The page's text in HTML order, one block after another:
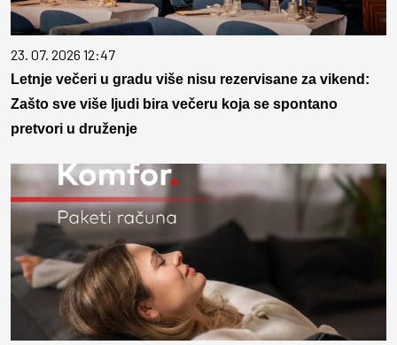
23. 07. 2026 12:47
Letnje večeri u gradu više nisu rezervisane za vikend:
Zašto sve više ljudi bira večeru koja se spontano
pretvori u druženje